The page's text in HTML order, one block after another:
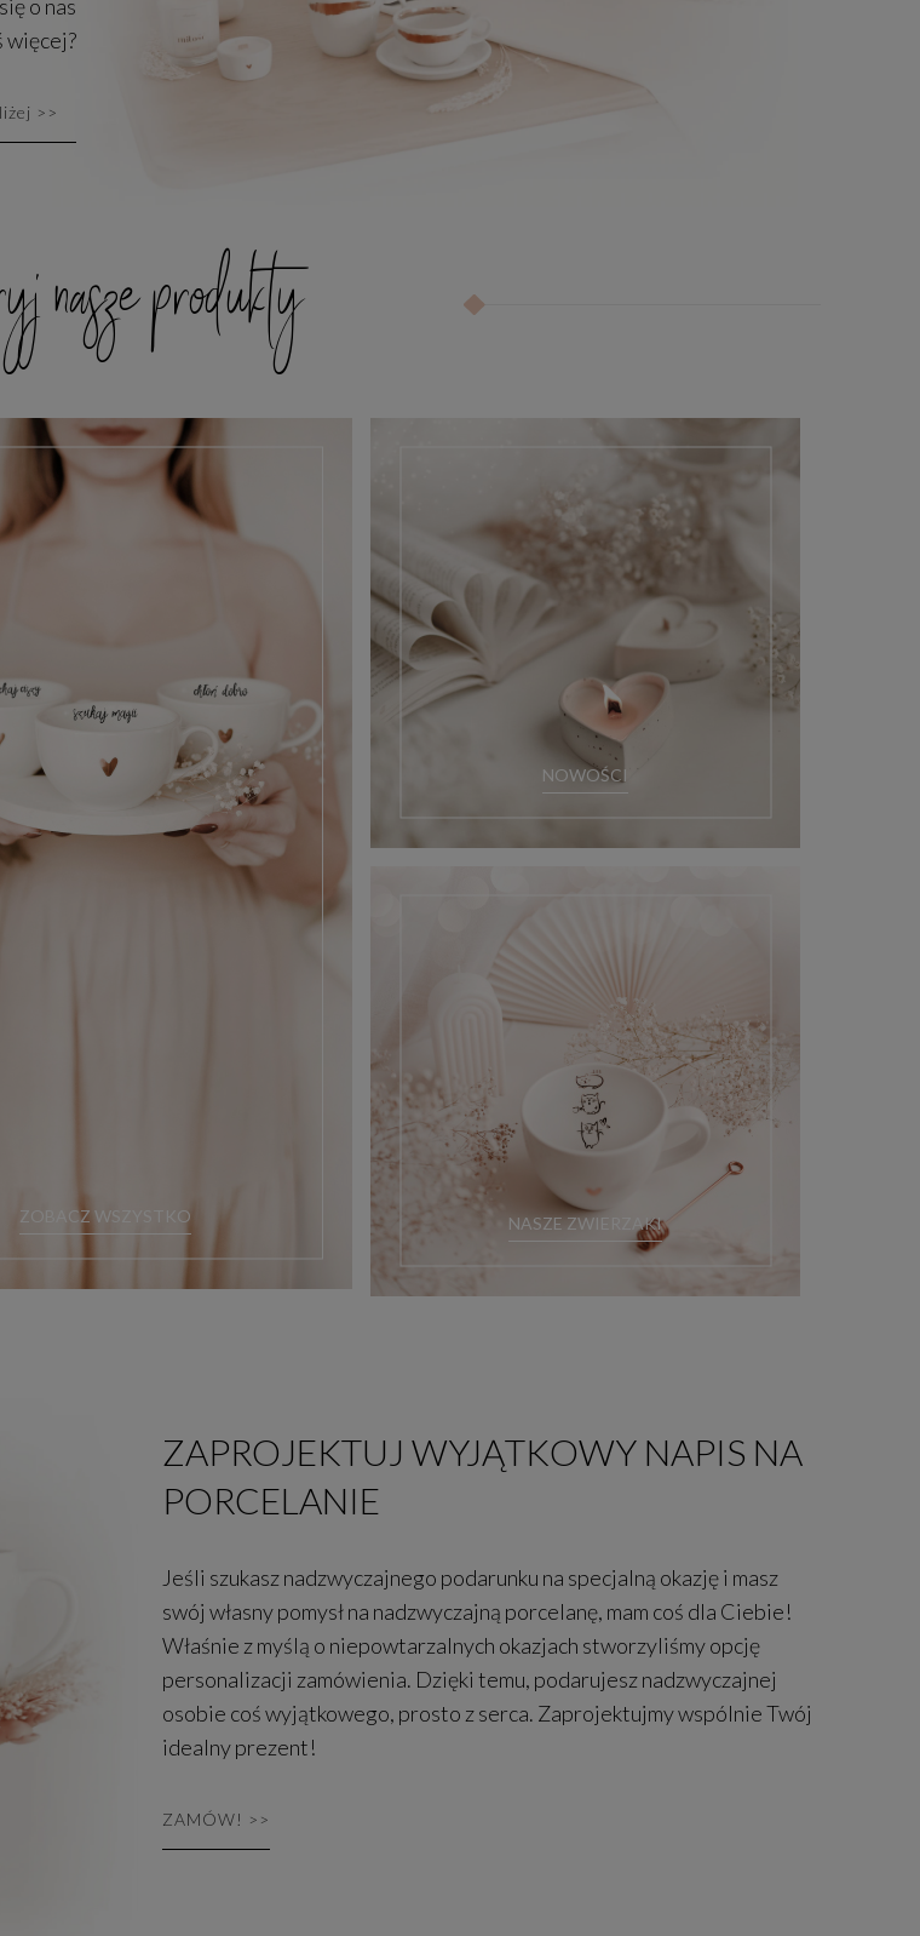
o nas
więcej?
>>
nasze produkty
ZOBACZ WSZYSTKO
NOWOŚCI
NASZE ZWIERZAKI
ZAPROJEKTUJ WYJĄTKOWY NAPIS NA
PORCELANIE
Jeśli szukasz nadzwyczajnego podarunku na specjalną okazję i masz
swój własny pomysł na nadzwyczajną porcelanę, mam coś dla Ciebie!
Właśnie z myślą o niepowtarzalnych okazjach stworzyliśmy opcję
personalizacji zamówienia. Dzięki temu, podarujesz nadzwyczajnej
osobie coś wyjątkowego, prosto z serca. Zaprojektujmy wspólnie Twój
idealny prezent!
ZAMÓW! >>